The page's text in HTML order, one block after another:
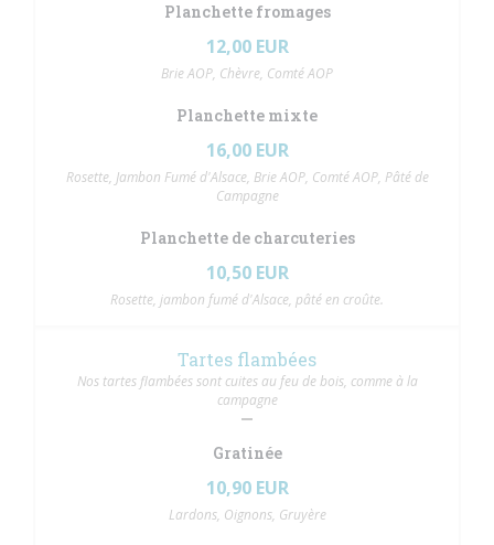
Planchette fromages
12,00 EUR
Brie AOP, Chèvre, Comté AOP
Planchette mixte
16,00 EUR
Rosette, Jambon Fumé d'Alsace, Brie AOP, Comté AOP, Pâté de
Campagne
Planchette de charcuteries
10,50 EUR
Rosette, jambon fumé d'Alsace, pâté en croûte.
Tartes flambées
Nos tartes flambées sont cuites au feu de bois, comme à la
campagne
Gratinée
10,90 EUR
Lardons, Oignons, Gruyère